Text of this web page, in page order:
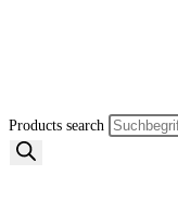
Products search